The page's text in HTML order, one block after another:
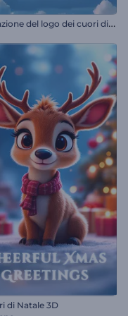
R
ivelazione del logo dei cuori di San Valentino
di Natale 3D